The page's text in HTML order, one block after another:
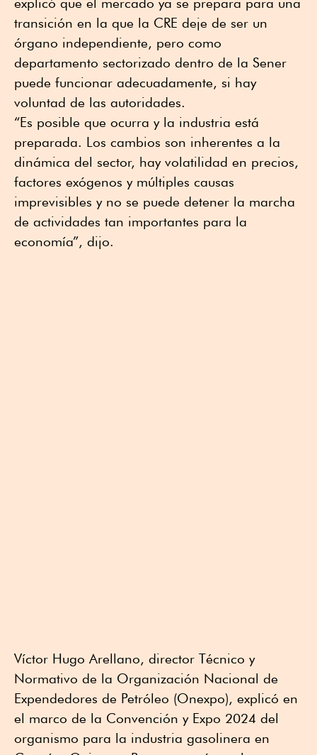
transición en la que la CRE deje de ser un
órgano independiente, pero como
departamento sectorizado dentro de la Sener
puede funcionar adecuadamente, si hay
voluntad de las autoridades.
“Es posible que ocurra y la industria está
preparada. Los cambios son inherentes a la
dinámica del sector, hay volatilidad en precios,
factores exógenos y múltiples causas
imprevisibles y no se puede detener la marcha
de actividades tan importantes para la
economía”, dijo.
Víctor Hugo Arellano, director Técnico y
Normativo de la Organización Nacional de
Expendedores de Petróleo (Onexpo), explicó en
el marco de la Convención y Expo 2024 del
organismo para la industria gasolinera en